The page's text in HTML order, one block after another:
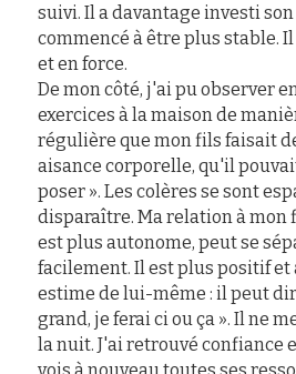
suivi. Il a davantage investi
commencé à être plus stable.
et en force.
De mon côté, j'ai pu observer
exercices à la maison de
régulière que mon fils faisait
aisance corporelle, qu'il
poser ». Les colères se sont
disparaître. Ma relation à mon
est plus autonome, peut se
facilement. Il est plus positif et
estime de lui-même : il peut
grand, je ferai ci ou ça ». Il ne
la nuit. J'ai retrouvé confiance